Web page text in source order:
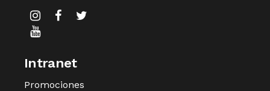
Intranet
Promociones